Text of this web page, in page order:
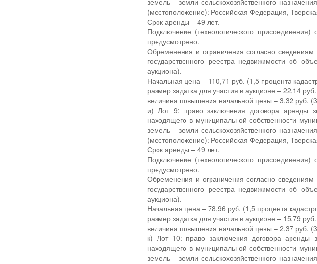
земель - земли сельскохозяйственного
(местоположение): Российская Федерация,
Срок аренды – 49 лет.
Подключение (технологического присоединения)
предусмотрено.
Обременения и ограничения согласно сведениям
государственного реестра недвижимости об
аукциона).
Начальная цена – 110,71 руб. (1,5 процента
размер задатка для участия в аукционе – 22,14
величина повышения начальной цены – 3,32 руб.
и) Лот 9: право заключения договора аренды
находящего в муниципальной собственности
земель - земли сельскохозяйственного
(местоположение): Российская Федерация,
Срок аренды – 49 лет.
Подключение (технологического присоединения)
предусмотрено.
Обременения и ограничения согласно сведениям
государственного реестра недвижимости об
аукциона).
Начальная цена – 78,96 руб. (1,5 процента
размер задатка для участия в аукционе – 15,79
величина повышения начальной цены – 2,37 руб.
к) Лот 10: право заключения договора аренды
находящего в муниципальной собственности
земель - земли сельскохозяйственного